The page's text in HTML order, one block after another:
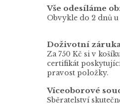
Vše odesíláme
Obvykle do 2 dnů u
Doživotní
Za 750 Kč si v
certifikát
pravost položky.
Víceoborové
Sběratelství